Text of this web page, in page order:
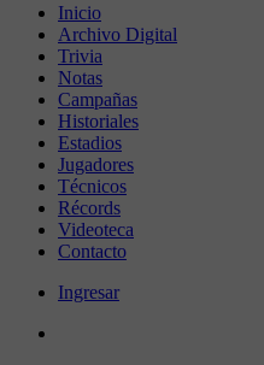
Inicio
Archivo Digital
Trivia
Notas
Campañas
Historiales
Estadios
Jugadores
Técnicos
Récords
Videoteca
Contacto
Ingresar